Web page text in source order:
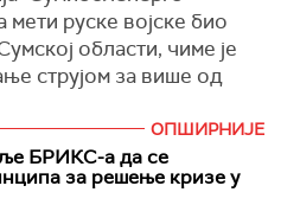
могао бити додатни
има проблема са
посланици рекли су да
војника у Русију и да
хиљаде њих отићи.
мети руске војске био
области, чиме је
струјом за више од
успели да
линијама,
ОПШИРНИЈЕ
БРИКС-а да се
за решење кризе у